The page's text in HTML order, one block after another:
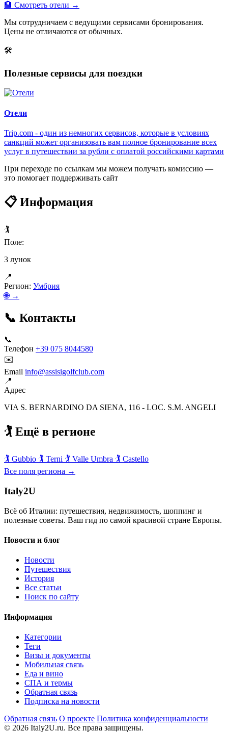
🏨 Смотреть отели →
Мы сотрудничаем с ведущими сервисами бронирования.
Цены не отличаются от обычных.
🛠
Полезные сервисы для поездки
Отели
Trip.com - один из немногих сервисов, которые в условиях
санкций может организовать вам полное бронирование всех
услуг в путешествии за рубли с оплатой российскими картами
При переходе по ссылкам мы можем получать комиссию —
это помогает поддерживать сайт
📋 Информация
🏌️
Поле:
3 лунок
📍
Регион: Умбрия
🌐 →
📞 Контакты
📞
Телефон +39 075 8044580
✉️
Email info@assisigolfclub.com
📍
Адрес
VIA S. BERNARDINO DA SIENA, 116 - LOC. S.M. ANGELI
🏌️ Ещё в регионе
🏌️ Gubbio 🏌️ Terni 🏌️ Valle Umbra 🏌️ Castello
Все поля региона →
Italy2U
Всё об Италии: путешествия, недвижимость, шоппинг и
полезные советы. Ваш гид по самой красивой стране Европы.
Новости и блог
Новости
Путешествия
История
Все статьи
Поиск по сайту
Информация
Категории
Теги
Визы и документы
Мобильная связь
Еда и вино
СПА и термы
Обратная связь
Подписка на новости
Обратная связь О проекте Политика конфиденциальности
© 2026 Italy2U.ru. Все права защищены.